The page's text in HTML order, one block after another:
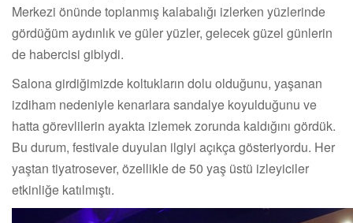
Merkezi önünde toplanmış kalabalığı izlerken yüzlerinde
gördüğüm aydınlık ve güler yüzler, gelecek güzel günlerin
de habercisi gibiydi.
Salona girdiğimizde koltukların dolu olduğunu, yaşanan
izdiham nedeniyle kenarlara sandalye koyulduğunu ve
hatta görevlilerin ayakta izlemek zorunda kaldığını gördük.
Bu durum, festivale duyulan ilgiyi açıkça gösteriyordu. Her
yaştan tiyatrosever, özellikle de 50 yaş üstü izleyiciler
etkinliğe katılmıştı.